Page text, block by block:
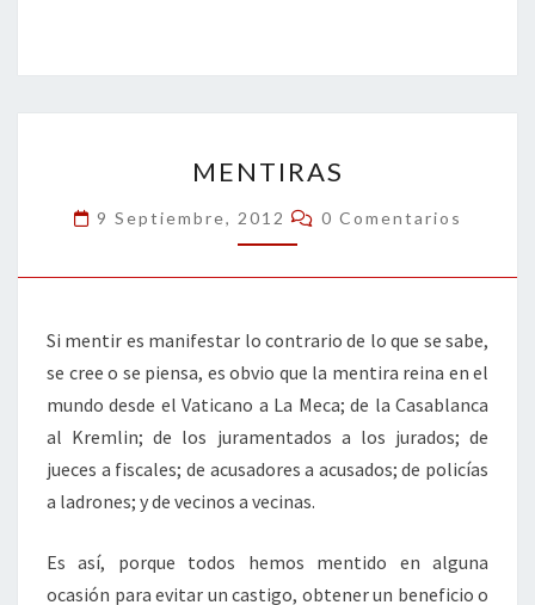
o
o
er dI
n
l
p
ar
tir
MENTIRAS
9 Septiembre, 2012 Comentarios
0 Comentarios
Si mentir es manifestar lo contrario de lo que se sabe,
se cree o se piensa, es obvio que la mentira reina en el
mundo desde el Vaticano a La Meca; de la Casablanca
al Kremlin; de los juramentados a los jurados; de
jueces a fiscales; de acusadores a acusados; de policías
a ladrones; y de vecinos a vecinas.
Es así, porque todos hemos mentido en alguna
ocasión para evitar un castigo, obtener un beneficio o